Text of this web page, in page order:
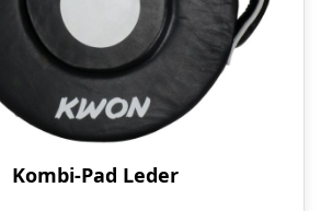
Kombi-Pad Leder